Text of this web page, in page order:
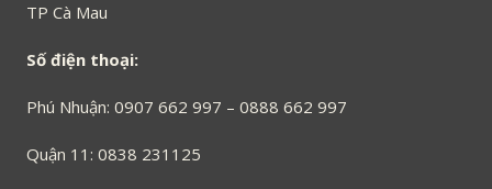
TP Cà Mau
Số điện thoại:
Phú Nhuận: 0907 662 997 – 0888 662 997
Quận 11: 0838 231125